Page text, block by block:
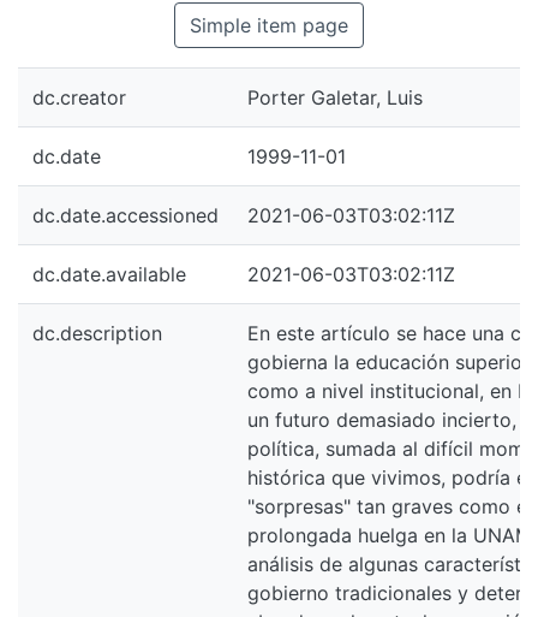
Simple item page
dc.creator Porter Galetar, Luis
dc.date 1999-11-01
dc.date.accessioned 2021-06-03T03:02:11Z
dc.date.available 2021-06-03T03:02:11Z
dc.description
En este artículo se hace una
gobierna la educación
como a nivel institucional, en
un futuro demasiado incierto,
política, sumada al difícil
histórica que vivimos, podría
"sorpresas" tan graves como
prolongada huelga en la
análisis de algunas
gobierno tradicionales y